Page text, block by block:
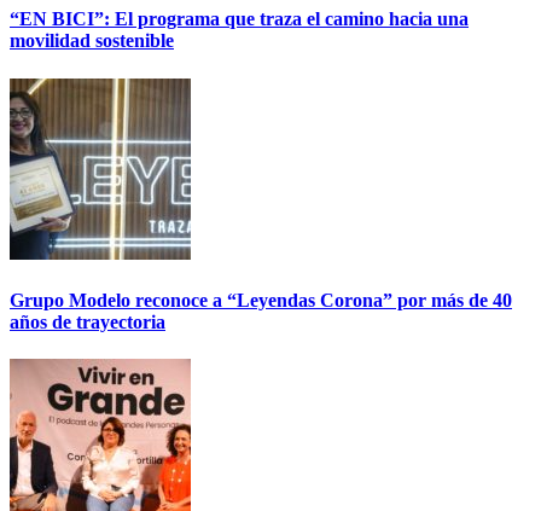
“EN BICI”: El programa que traza el camino hacia una
movilidad sostenible
Grupo Modelo reconoce a “Leyendas Corona” por más de 40
años de trayectoria